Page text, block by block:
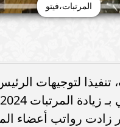
المرتبات،فيتو
تنفيذا لتوجيهات
زادت رواتب أعضاء